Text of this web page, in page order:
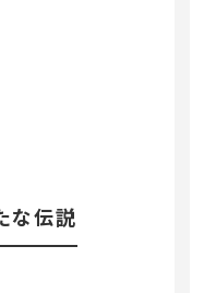
な伝説